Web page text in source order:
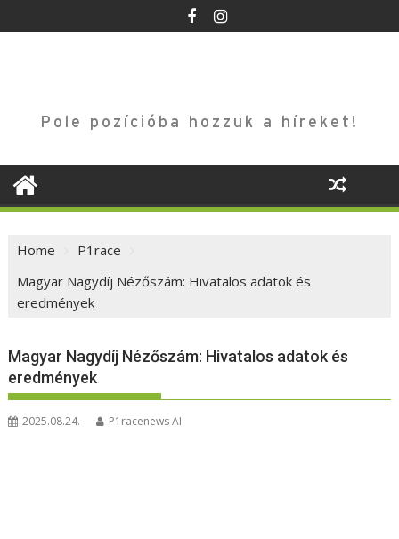
to
Pole pozícióba hozzuk a híreket!
Home
P1race
Magyar Nagydíj Nézőszám: Hivatalos adatok és
eredmények
Magyar Nagydíj Nézőszám: Hivatalos adatok és
eredmények
2025.08.24. P1racenews AI